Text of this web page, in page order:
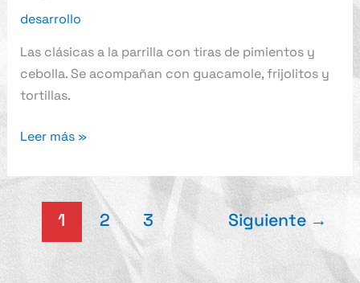
desarrollo
Las clásicas a la parrilla con tiras de pimientos y
cebolla. Se acompañan con guacamole, frijolitos y
tortillas.
Leer más »
1 2 3 Siguiente →